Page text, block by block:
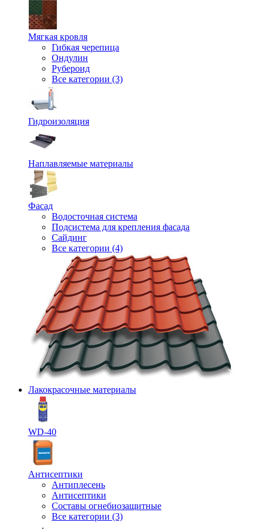
Мягкая кровля
Гибкая черепица
Ондулин
Рубероид
Все категории (3)
Гидроизоляция
Наплавляемые материалы
Фасад
Водосточная система
Подсистема для крепления фасада
Сайдинг
Все категории (4)
Лакокрасочные материалы
WD-40
Антисептики
Антиплесень
Антисептики
Составы огнебиозащитные
Все категории (3)